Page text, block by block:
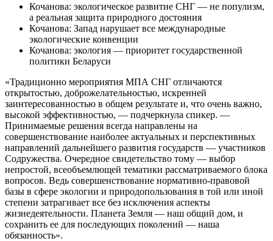
Кочанова: экологическое развитие СНГ — не популизм,
а реальная защита природного достояния
Кочанова: Запад нарушает все международные
экологические конвенции
Кочанова: экология — приоритет государственной
политики Беларуси
«Традиционно мероприятия МПА СНГ отличаются
открытостью, доброжелательностью, искренней
заинтересованностью в общем результате и, что очень важно,
высокой эффективностью, — подчеркнула спикер. —
Принимаемые решения всегда направлены на
совершенствование наиболее актуальных и перспективных
направлений дальнейшего развития государств — участников
Содружества. Очередное свидетельство тому — выбор
непростой, всеобъемлющей тематики рассматриваемого блока
вопросов. Ведь совершенствование нормативно-правовой
базы в сфере экологии и природопользования в той или иной
степени затрагивает все без исключения аспекты
жизнедеятельности. Планета Земля — наш общий дом, и
сохранить ее для последующих поколений — наша
обязанность».